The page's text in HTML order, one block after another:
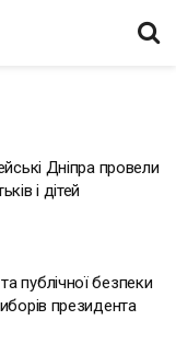
Дніпра провели
і дітей
публічної безпеки
президента